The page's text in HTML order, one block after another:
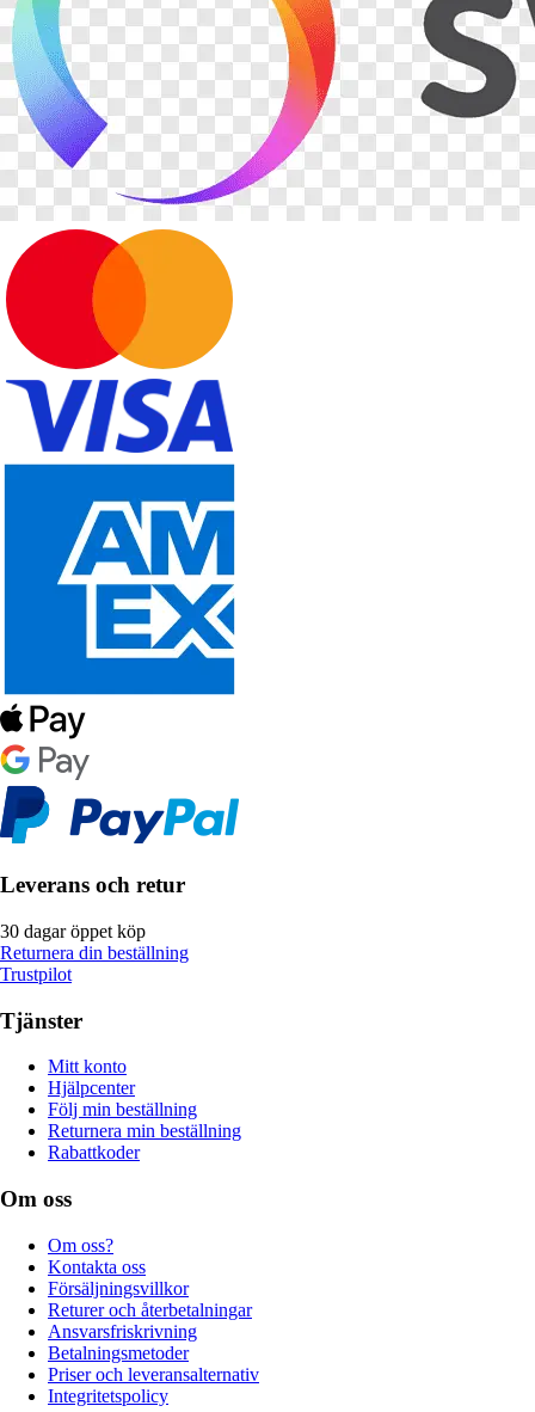
Leverans och retur
30 dagar öppet köp
Returnera din beställning
Trustpilot
Tjänster
Mitt konto
Hjälpcenter
Följ min beställning
Returnera min beställning
Rabattkoder
Om oss
Om oss?
Kontakta oss
Försäljningsvillkor
Returer och återbetalningar
Ansvarsfriskrivning
Betalningsmetoder
Priser och leveransalternativ
Integritetspolicy